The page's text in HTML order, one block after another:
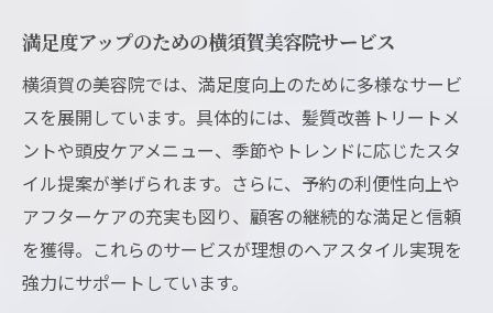
満足度アップのための横須賀美容院サービス
横須賀の美容院では、満足度向上のために多様なサービ
スを展開しています。具体的には、髪質改善トリートメ
ントや頭皮ケアメニュー、季節やトレンドに応じたスタ
イル提案が挙げられます。さらに、予約の利便性向上や
アフターケアの充実も図り、顧客の継続的な満足と信頼
を獲得。これらのサービスが理想のヘアスタイル実現を
強力にサポートしています。